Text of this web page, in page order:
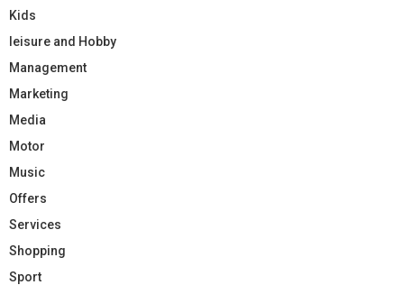
Kids
leisure and Hobby
Management
Marketing
Media
Motor
Music
Offers
Services
Shopping
Sport